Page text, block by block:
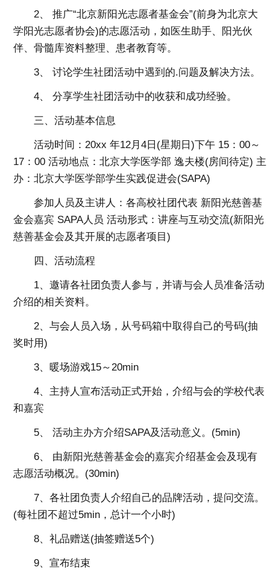
2、 推广“北京新阳光志愿者基金会”(前身为北京大
学阳光志愿者协会)的志愿活动，如医生助手、阳光伙
伴、骨髓库资料整理、患者教育等。
3、 讨论学生社团活动中遇到的.问题及解决方法。
4、 分享学生社团活动中的收获和成功经验。
三、活动基本信息
活动时间：20xx 年12月4日(星期日)下午 15：00～
17：00 活动地点：北京大学医学部 逸夫楼(房间待定) 主
办：北京大学医学部学生实践促进会(SAPA)
参加人员及主讲人：各高校社团代表 新阳光慈善基
金会嘉宾 SAPA人员 活动形式：讲座与互动交流(新阳光
慈善基金会及其开展的志愿者项目)
四、活动流程
1、邀请各社团负责人参与，并请与会人员准备活动
介绍的相关资料。
2、与会人员入场，从号码箱中取得自己的号码(抽
奖时用)
3、暖场游戏15～20min
4、主持人宣布活动正式开始，介绍与会的学校代表
和嘉宾
5、 活动主办方介绍SAPA及活动意义。(5min)
6、 由新阳光慈善基金会的嘉宾介绍基金会及现有
志愿活动概况。(30min)
7、各社团负责人介绍自己的品牌活动，提问交流。
(每社团不超过5min，总计一个小时)
8、礼品赠送(抽签赠送5个)
9、宣布结束